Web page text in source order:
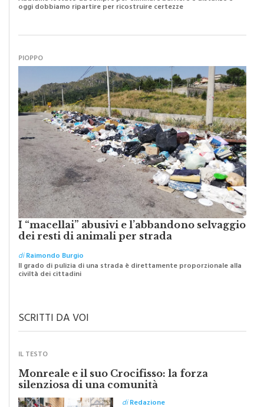
diRaimondo Burgio
I “macellai” abusivi e l’abbandono selvaggio
dei resti di animali per strada
diRaimondo Burgio
SCRITTI DA VOI
IL TESTO
Monreale e il suo Crocifisso: la forza
silenziosa di una comunità